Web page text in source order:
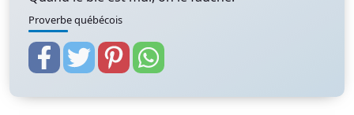
Proverbe québécois